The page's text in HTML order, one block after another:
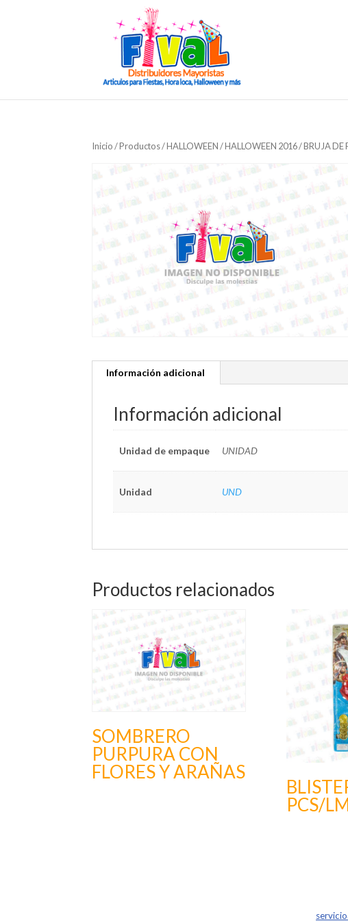
Inicio/Productos/HALLOWEEN/HALLOWEEN 2016/ BRUJA DE
Información adicional
Información adicional
Unidad de empaque UNIDAD
Unidad UND
Productos relacionados
SOMBRERO
PURPURA CON
FLORES Y ARAÑAS
PCS/